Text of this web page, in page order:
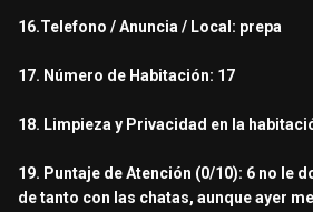
16.Telefono / Anuncia / Local: prepa
17. Número de Habitación: 17
18. Limpieza y Privacidad en la
19. Puntaje de Atención (0/10): 6 no le
de tanto con las chatas, aunque ayer